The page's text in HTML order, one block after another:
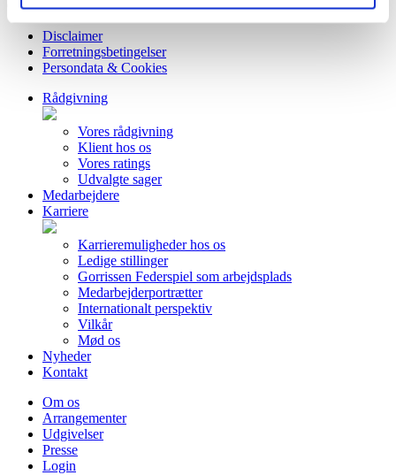
CVR 38 05 24 97
Disclaimer
Forretningsbetingelser
Persondata & Cookies
Rådgivning
Vores rådgivning
Klient hos os
Vores ratings
Udvalgte sager
Medarbejdere
Karriere
Karrieremuligheder hos os
Ledige stillinger
Gorrissen Federspiel som arbejdsplads
Medarbejderportrætter
Internationalt perspektiv
Vilkår
Mød os
Nyheder
Kontakt
Om os
Arrangementer
Udgivelser
Presse
Login